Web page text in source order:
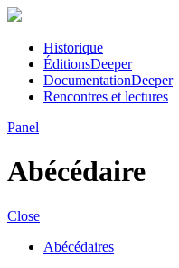
Historique
ÉditionsDeeper
DocumentationDeeper
Rencontres et lectures
Panel
Abécédaire
Close
Abécédaires